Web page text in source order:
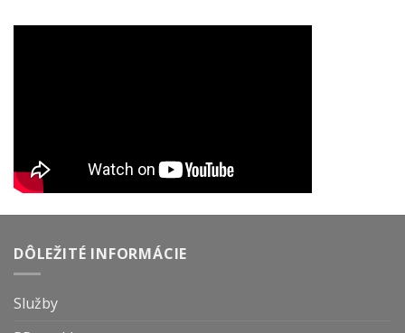
DÔLEŽITÉ INFORMÁCIE
Služby